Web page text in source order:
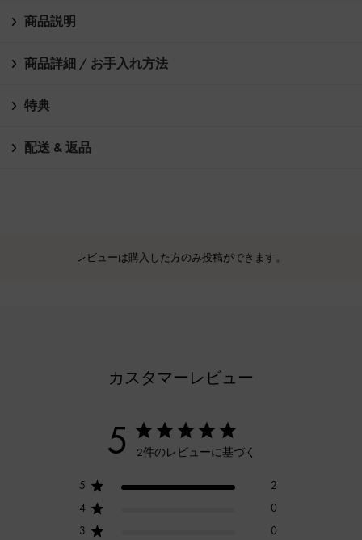
商品説明
商品詳細 / お手入れ方法
特典
配送 & 返品
レビューは購入した方のみ投稿ができます。
カスタマーレビュー
5 2件のレビューに基づく
5
2
4
0
3
0